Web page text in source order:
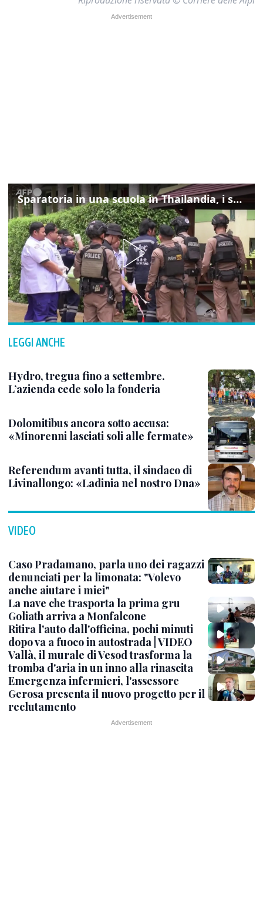
Sparatoria in una scuola in Thailandia, i soccorsi sul posto
LEGGI ANCHE
Hydro, tregua fino a settembre.
L’azienda cede solo la fonderia
Dolomitibus ancora sotto accusa:
«Minorenni lasciati soli alle fermate»
Referendum avanti tutta, il sindaco di
Livinallongo: «Ladinia nel nostro Dna»
VIDEO
Caso Pradamano, parla uno dei ragazzi
denunciati per la limonata: "Volevo
anche aiutare i miei"
La nave che trasporta la prima gru
Goliath arriva a Monfalcone
Ritira l'auto dall'officina, pochi minuti
dopo va a fuoco in autostrada | VIDEO
Vallà, il murale di Vesod trasforma la
tromba d'aria in un inno alla rinascita
Emergenza infermieri, l'assessore
Gerosa presenta il nuovo progetto per il
reclutamento